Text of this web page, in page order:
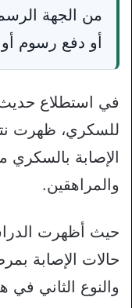
من الجهة
أو دفع رسوم أو
في استطلاع حديث
للسكري، ظهرت
الإصابة بالسكري
والمراهقين.
حيث أظهرت
حالات الإصابة
والنوع الثاني في